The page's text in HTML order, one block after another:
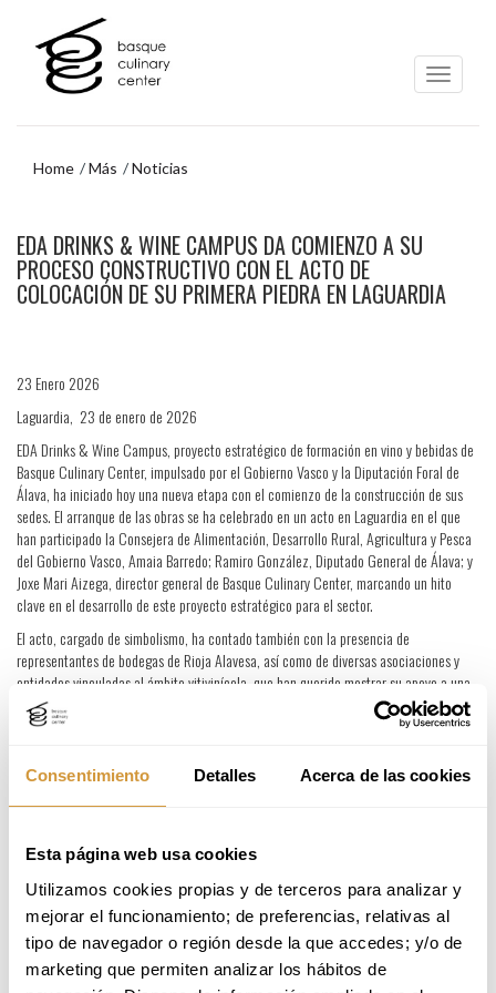
Consentimiento Detalles Acerca de las cookies
Esta página web usa cookies
Utilizamos cookies propias y de terceros para analizar y
mejorar el funcionamiento; de preferencias, relativas al
tipo de navegador o región desde la que accedes; y/o de
marketing que permiten analizar los hábitos de
contenido
principal
navegación
Home Más Noticias
menú
navegación
EDA DRINKS & WINE CAMPUS DA COMIENZO A SU
PROCESO CONSTRUCTIVO CON EL ACTO DE
COLOCACIÓN DE SU PRIMERA PIEDRA EN LAGUARDIA
23 Enero 2026
Laguardia, 23 de enero de 2026
EDA Drinks & Wine Campus, proyecto estratégico de formación en vino y bebidas de
Basque Culinary Center, impulsado por el Gobierno Vasco y la Diputación Foral de
Álava, ha iniciado hoy una nueva etapa con el comienzo de la construcción de sus
sedes. El arranque de las obras se ha celebrado en un acto en Laguardia en el que
han participado la Consejera de Alimentación, Desarrollo Rural, Agricultura y Pesca
del Gobierno Vasco, Amaia Barredo; Ramiro González, Diputado General de Álava; y
Joxe Mari Aizega, director general de Basque Culinary Center, marcando un hito
clave en el desarrollo de este proyecto estratégico para el sector.
El acto, cargado de simbolismo, ha contado también con la presencia de
representantes de bodegas de Rioja Alavesa, así como de diversas asociaciones y
entidades vinculadas al ámbito vitivinícola, que han querido mostrar su apoyo a una
iniciativa llamada a convertirse en un referente en formación, innovación y
conocimiento en torno a las bebidas y el vino.
de Laguardia del proyecto EDA Drinks & Wine Campus, un espacio concebido para
impulsar el talento, la excelencia y la conexión entre el mundo académico y el sector
que los y las asistentes han volcado sus deseos, pensamientos y reflexiones sobre
este proyecto, que nace con vocación internacional y de apertura para todo el
conjunto del sector. Este ha sido enterrado en la parcela junto con una botella de
vino de la última añada que entregó la tierra sobre la que se alzará el edificio; un
gesto lleno de simbolismo y que representa la unión entre el pasado, el presente y el
futuro.